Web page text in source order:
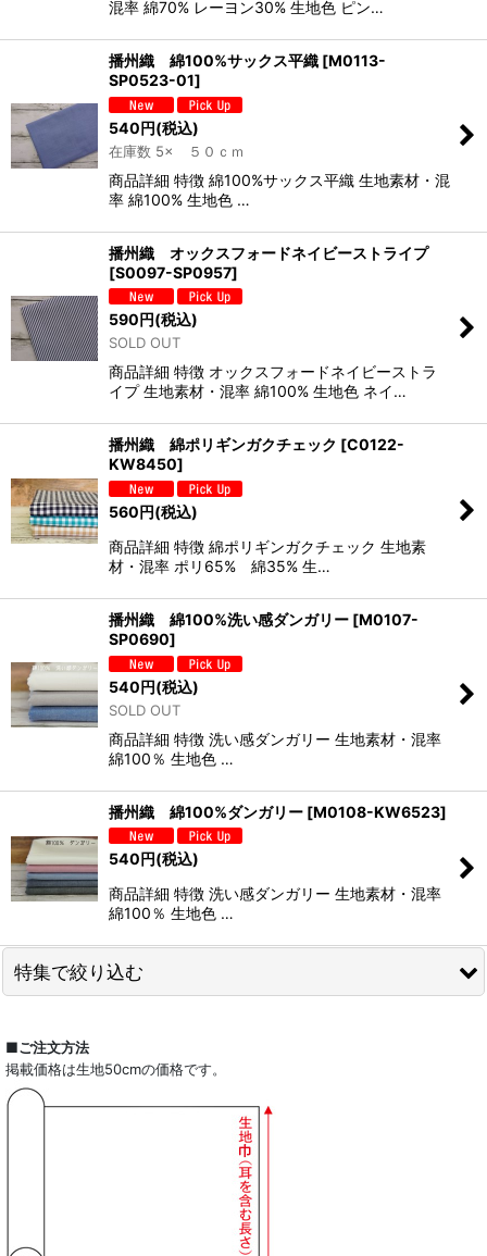
混率 綿70% レーヨン30% 生地色 ピン…
播州織 綿100%サックス平織 [M0113-
SP0523-01]
540円(税込)
在庫数 5× ５０ｃｍ
商品詳細 特徴 綿100%サックス平織 生地素材・混
率 綿100% 生地色 …
播州織 オックスフォードネイビーストライプ
[S0097-SP0957]
590円(税込)
SOLD OUT
商品詳細 特徴 オックスフォードネイビーストラ
イプ 生地素材・混率 綿100% 生地色 ネイ…
播州織 綿ポリギンガクチェック [C0122-
KW8450]
560円(税込)
商品詳細 特徴 綿ポリギンガクチェック 生地素
材・混率 ポリ65% 綿35% 生…
播州織 綿100%洗い感ダンガリー [M0107-
SP0690]
540円(税込)
SOLD OUT
商品詳細 特徴 洗い感ダンガリー 生地素材・混率
綿100％ 生地色 …
播州織 綿100%ダンガリー [M0108-KW6523]
540円(税込)
商品詳細 特徴 洗い感ダンガリー 生地素材・混率
綿100％ 生地色 …
特集で絞り込む
ドレスシャツ
■ご注文方法
掲載価格は生地50cmの価格です。